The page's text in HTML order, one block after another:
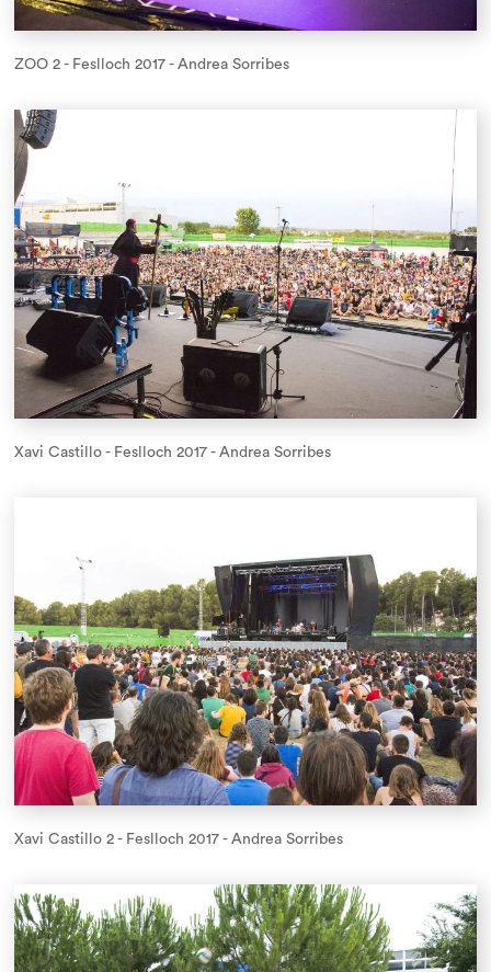
ZOO 2 - Feslloch 2017 - Andrea Sorribes
Xavi Castillo - Feslloch 2017 - Andrea Sorribes
Xavi Castillo 2 - Feslloch 2017 - Andrea Sorribes